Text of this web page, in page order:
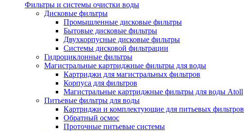
Фильтры и системы очистки воды
Дисковые фильтры
Промышленные дисковые фильтры
Бытовые дисковые фильтры
Двухкорпусные дисковые фильтры
Системы дисковой фильтрации
Гидроциклонные фильтры
Магистральные картриджные фильтры для воды
Картриджи для магистральных фильтров
Корпуса для фильтров
Магистральные картриджные фильтры для воды Atoll
Питьевые фильтры для воды
Картриджи и комплектующие для питьевых фильтров
Обратный осмос
Проточные питьевые системы